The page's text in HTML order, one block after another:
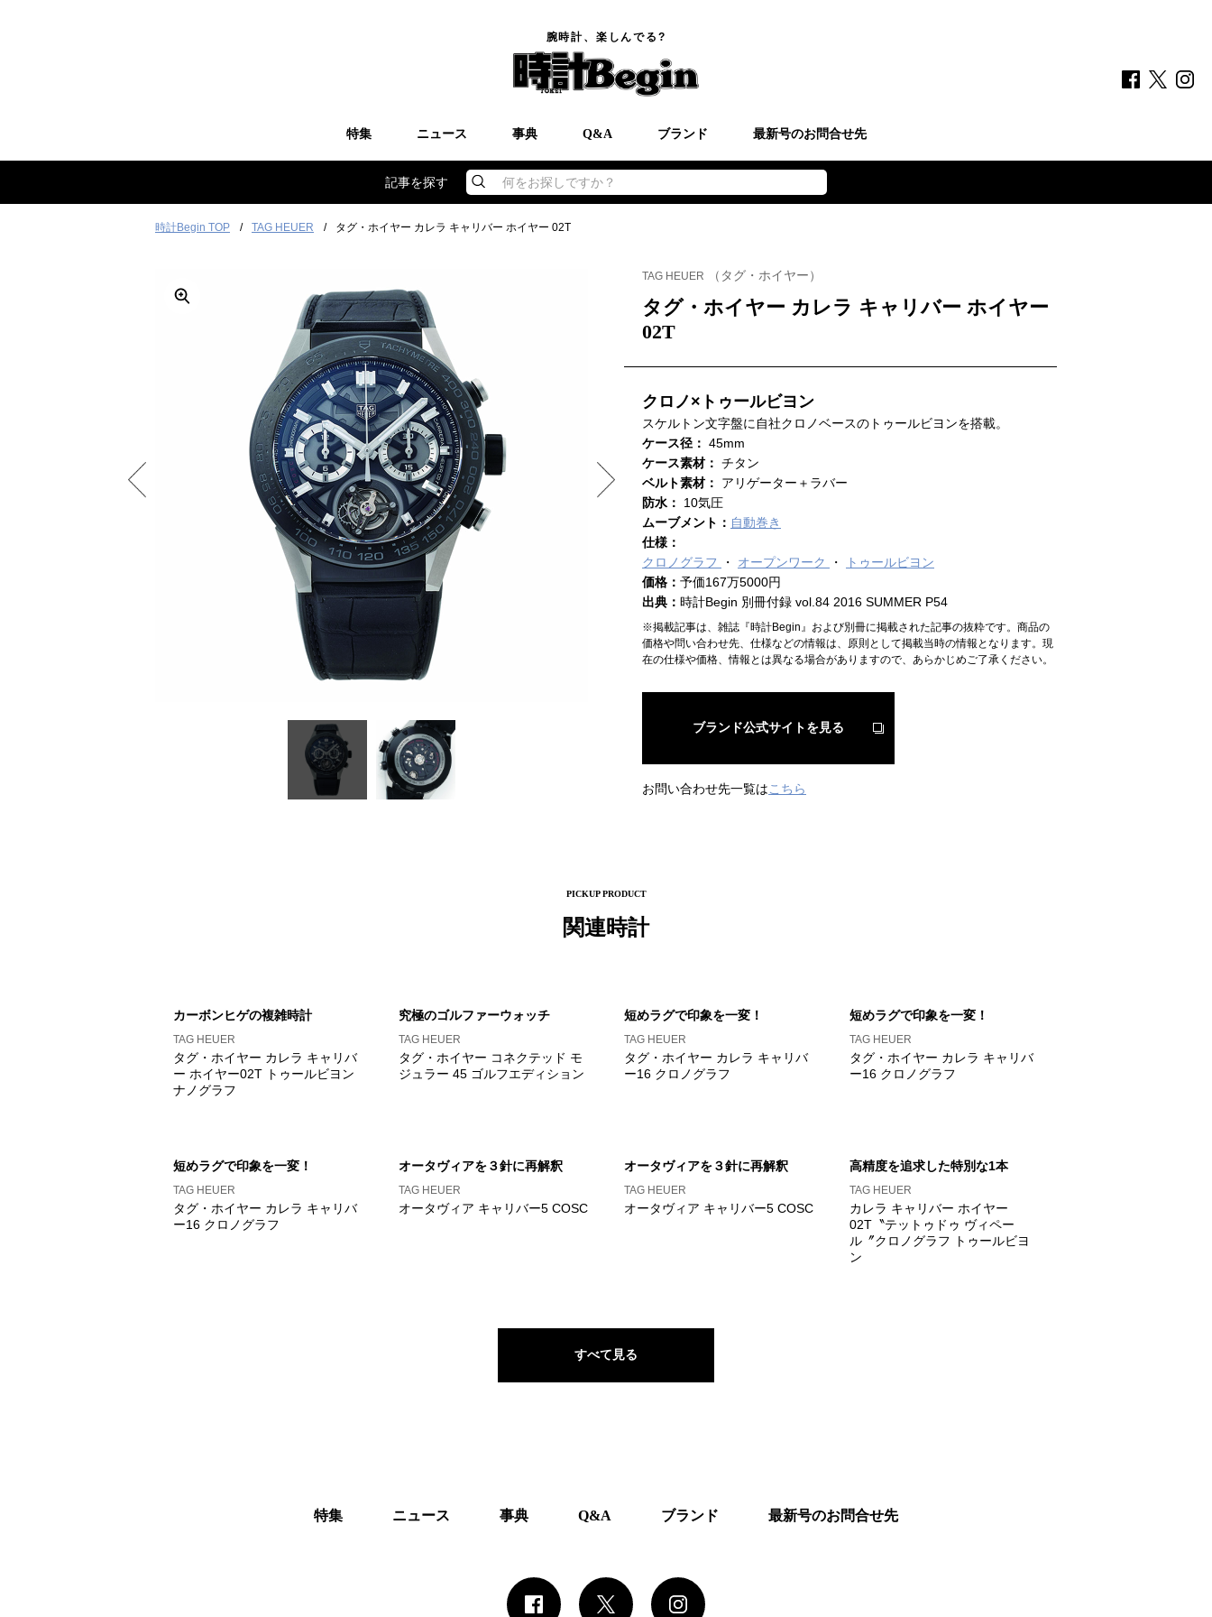
腕時計、楽しんでる?
特集 ニュース 事典 Q&A ブランド 最新号のお問合せ先
記事を探す 何をお探しですか？
時計Begin TOP TAG HEUER タグ・ホイヤー カレラ キャリバー ホイヤー 02T
TAG HEUER （タグ・ホイヤー）
タグ・ホイヤー カレラ キャリバー ホイヤー
02T
クロノ×トゥールビヨン
スケルトン文字盤に自社クロノベースのトゥールビヨンを搭載。
ケース径： 45mm
ケース素材： チタン
ベルト素材： アリゲーター＋ラバー
防水： 10気圧
ムーブメント： 自動巻き
仕様：
クロノグラフ
オープンワーク
トゥールビヨン
価格： 予価167万5000円
出典： 時計Begin 別冊付録 vol.84 2016 SUMMER P54
※掲載記事は、雑誌『時計Begin』および別冊に掲載された記事の抜粋です。商品の
価格や問い合わせ先、仕様などの情報は、原則として掲載当時の情報となります。現
在の仕様や価格、情報とは異なる場合がありますので、あらかじめご了承ください。
ブランド公式サイトを見る
お問い合わせ先一覧はこちら
PICKUP PRODUCT
関連時計
カーボンヒゲの複雑時計
TAG HEUER
タグ・ホイヤー カレラ キャリバ
ー ホイヤー02T トゥールビヨン
ナノグラフ
究極のゴルファーウォッチ
TAG HEUER
タグ・ホイヤー コネクテッド モ
ジュラー 45 ゴルフエディション
短めラグで印象を一変！
TAG HEUER
タグ・ホイヤー カレラ キャリバ
ー16 クロノグラフ
短めラグで印象を一変！
TAG HEUER
タグ・ホイヤー カレラ キャリバ
ー16 クロノグラフ
短めラグで印象を一変！
TAG HEUER
タグ・ホイヤー カレラ キャリバ
ー16 クロノグラフ
オータヴィアを３針に再解釈
TAG HEUER
オータヴィア キャリバー5 COSC
オータヴィアを３針に再解釈
TAG HEUER
オータヴィア キャリバー5 COSC
高精度を追求した特別な1本
TAG HEUER
カレラ キャリバー ホイヤー
02T〝テットゥドゥ ヴィペー
ル〞クロノグラフ トゥールビヨ
ン
すべて見る
特集 ニュース 事典 Q&A ブランド 最新号のお問合せ先